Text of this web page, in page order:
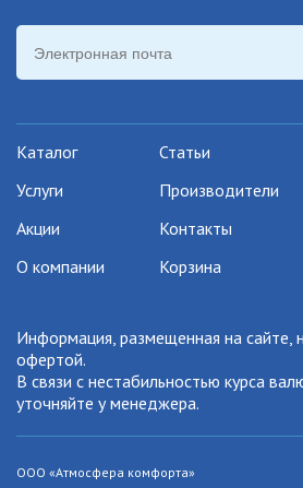
Каталог
Услуги
Акции
О компании
Статьи
Производители
Контакты
Корзина
Информация, размещенная на сайте,
офертой.
В связи с нестабильностью курса
уточняйте у менеджера.
ООО «Атмосфера комфорта»